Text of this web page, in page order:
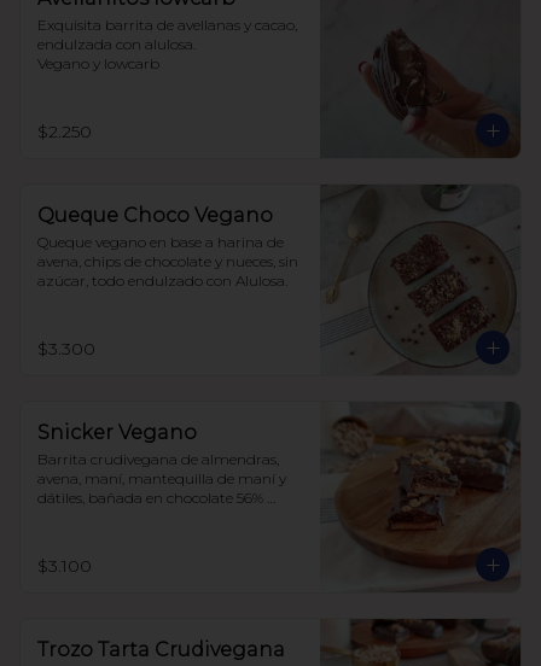
Exquisita barrita de avellanas y cacao,
endulzada con alulosa.
Vegano y lowcarb
$2.250
Queque Choco Vegano
Queque vegano en base a harina de
avena, chips de chocolate y nueces, sin
azúcar, todo endulzado con Alulosa.
$3.300
Snicker Vegano
Barrita crudivegana de almendras,
avena, maní, mantequilla de maní y
dátiles, bañada en chocolate 56%
No tiene soja, lácteos ni huevos.
$3.100
Trozo Tarta Crudivegana